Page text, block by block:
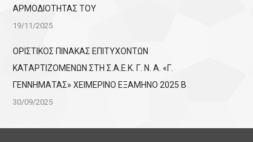
ΑΡΜΟΔΙΟΤΗΤΑΣ ΤΟΥ
19/11/2025
ΟΡΙΣΤΙΚΟΣ ΠΙΝΑΚΑΣ ΕΠΙΤΥΧΟΝΤΩΝ
KATΑΡΤΙΖΟΜΕΝΩΝ ΣΤΗ Σ.Α.Ε.Κ. Γ. Ν. Α. «Γ.
ΓΕΝΝΗΜΑΤΑΣ» ΧΕΙΜΕΡΙΝΟ ΕΞΑΜΗΝΟ 2025 Β
30/09/2025